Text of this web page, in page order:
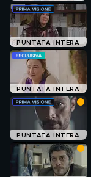
PUNTATA INTERA
PUNTATA INTERA
PUNTATA INTERA